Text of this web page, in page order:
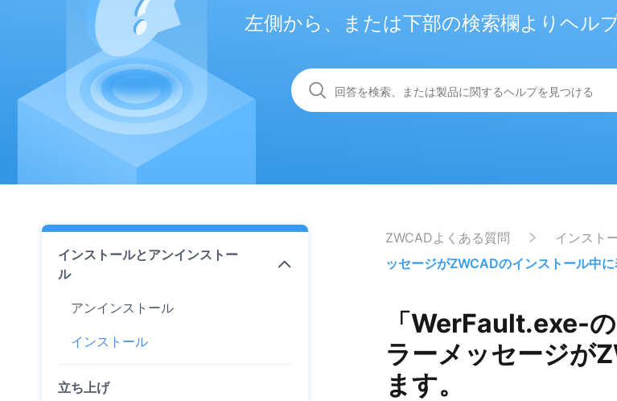
左側から、または下部の検索欄よりヘル
インストールとアンインストー
ル
アンインストール
インストール
立ち上げ
ZWCADよくある質問 インスト
ッセージがZWCADのインストール中に
「WerFault.exe-
ラーメッセージが
ます。